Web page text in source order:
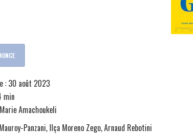
: 30 août 2023
min
Amachoukeli
Panzani, Ilça Moreno Zego, Arnaud Rebotini